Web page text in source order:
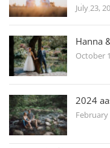
July 23,
Hanna
October
2024
February